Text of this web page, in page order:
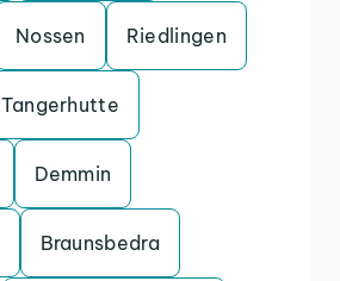
Nossen Riedlingen
Tangerhutte
Demmin
Braunsbedra